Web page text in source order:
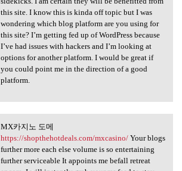
this site. I know this is kinda off topic but I was
wondering which blog platform are you using for
this site? I’m getting fed up of WordPress because
I’ve had issues with hackers and I’m looking at
options for another platform. I would be great if
you could point me in the direction of a good
platform.
카지노 도메 https:/
MX카지노 도메
https://shopthehotdeals.com/mxcasino/Your blogs
further more each else volume is so entertaining
further serviceable It appoints me befall retreat